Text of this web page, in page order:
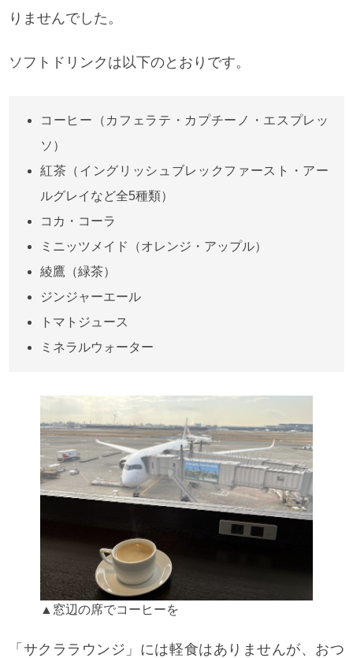
りませんでした。
ソフトドリンクは以下のとおりです。
コーヒー（カフェラテ・カプチーノ・エスプレッ
ソ）
紅茶（イングリッシュブレックファースト・アー
ルグレイなど全5種類）
コカ・コーラ
ミニッツメイド（オレンジ・アップル）
綾鷹（緑茶）
ジンジャーエール
トマトジュース
ミネラルウォーター
▲窓辺の席でコーヒーを
「サクララウンジ」には軽食はありませんが、おつ